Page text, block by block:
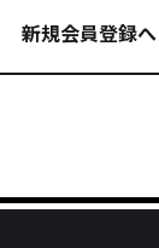
新規会員登録へ